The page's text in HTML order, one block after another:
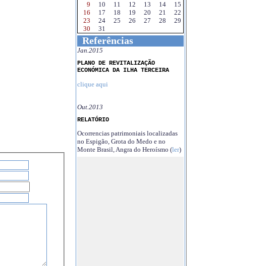
9
10 11 12 13 14
15
16
17 18 19 20 21
22
23
24 25 26 27 28
29
30
31
Referências
Jan.2015
PLANO DE REVITALIZAÇÃO
ECONÓMICA DA ILHA TERCEIRA
clique aqui
Out.2013
RELATÓRIO
Ocorrencias patrimoniais localizadas
no Espigão, Grota do Medo e no
Monte Brasil, Angra do Heroísmo (ler)